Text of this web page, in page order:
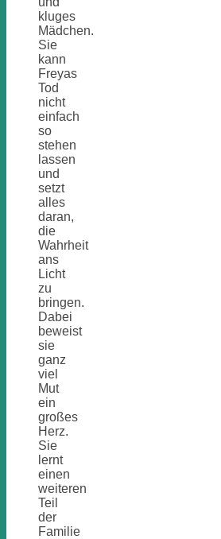
kluges
Mädchen.
Sie
kann
Freyas
Tod
nicht
einfach
so
stehen
lassen
und
setzt
alles
daran,
die
Wahrheit
ans
Licht
zu
bringen.
Dabei
beweist
sie
ganz
viel
Mut
ein
großes
Herz.
Sie
lernt
einen
weiteren
Teil
der
Familie